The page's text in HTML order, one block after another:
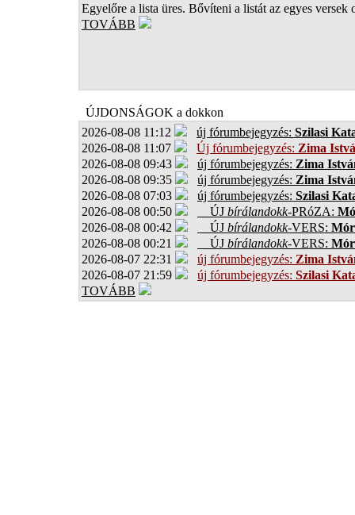
Egyelőre a lista üres. Bővíteni a listát az egyes versek
TOVÁBB
ÚJDONSÁGOK a dokkon
2026-08-08 11:12
új fórumbejegyzés: Szilasi
2026-08-08 11:07
Új fórumbejegyzés: Zima
2026-08-08 09:43
új fórumbejegyzés: Zima
2026-08-08 09:35
új fórumbejegyzés: Zima
2026-08-08 07:03
új fórumbejegyzés: Szilasi
2026-08-08 00:50
ÚJ bírálandokk-PRóZA:
2026-08-08 00:42
ÚJ bírálandokk-VERS:
2026-08-08 00:21
ÚJ bírálandokk-VERS:
2026-08-07 22:31
új fórumbejegyzés: Zima
2026-08-07 21:59
új fórumbejegyzés: Szilasi
TOVÁBB